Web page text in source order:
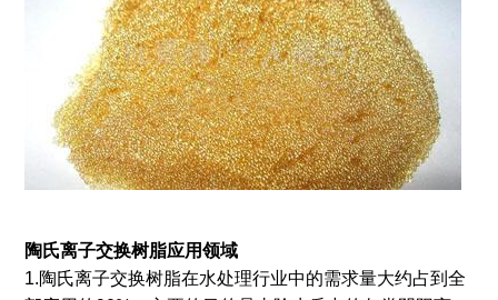
陶氏离子交换树脂应用领域
1.陶氏离子交换树脂在水处理行业中的需求量大约占到全